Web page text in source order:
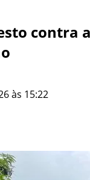
contra
às 15:22